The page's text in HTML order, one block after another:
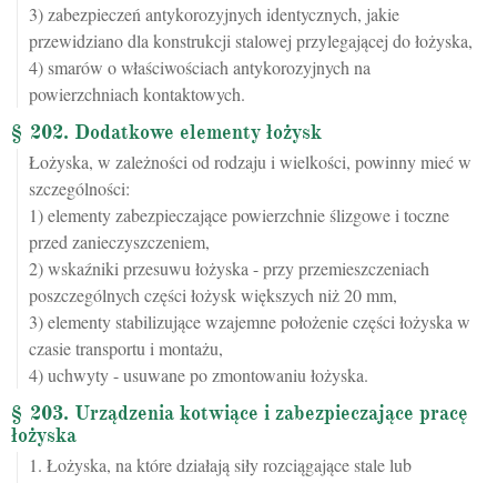
3) zabezpieczeń antykorozyjnych identycznych, jakie
przewidziano dla konstrukcji stalowej przylegającej do łożyska,
4) smarów o właściwościach antykorozyjnych na
powierzchniach kontaktowych.
§ 202. Dodatkowe elementy łożysk
Łożyska, w zależności od rodzaju i wielkości, powinny mieć w
szczególności:
1) elementy zabezpieczające powierzchnie ślizgowe i toczne
przed zanieczyszczeniem,
2) wskaźniki przesuwu łożyska - przy przemieszczeniach
poszczególnych części łożysk większych niż 20 mm,
3) elementy stabilizujące wzajemne położenie części łożyska w
czasie transportu i montażu,
4) uchwyty - usuwane po zmontowaniu łożyska.
§ 203. Urządzenia kotwiące i zabezpieczające pracę
łożyska
1. Łożyska, na które działają siły rozciągające stale lub